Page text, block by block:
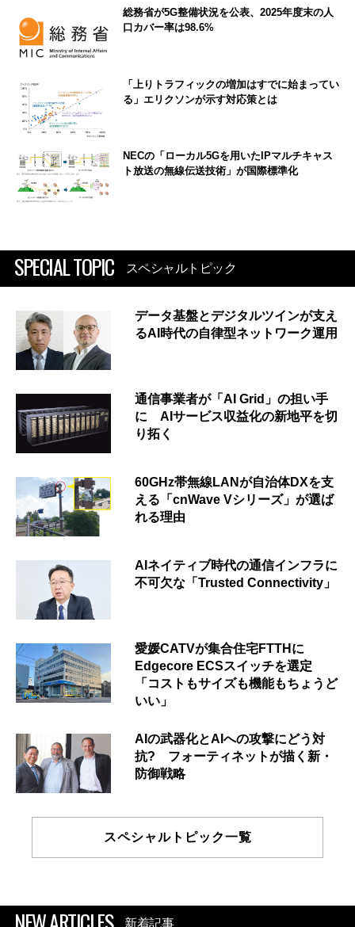
総務省が5G整備状況を公表、2025年度末の人
口カバー率は98.6%
「上りトラフィックの増加はすでに始まってい
る」エリクソンが示す対応策とは
NECの「ローカル5Gを用いたIPマルチキャス
ト放送の無線伝送技術」が国際標準化
SPECIAL TOPIC スペシャルトピック
データ基盤とデジタルツインが支え
るAI時代の自律型ネットワーク運用
通信事業者が「AI Grid」の担い手
に AIサービス収益化の新地平を切
り拓く
60GHz帯無線LANが自治体DXを支
える「cnWave Vシリーズ」が選ば
れる理由
AIネイティブ時代の通信インフラに
不可欠な「Trusted Connectivity」
愛媛CATVが集合住宅FTTHに
Edgecore ECSスイッチを選定
「コストもサイズも機能もちょうど
いい」
AIの武器化とAIへの攻撃にどう対
抗? フォーティネットが描く新・
防御戦略
スペシャルトピック一覧
新着記事